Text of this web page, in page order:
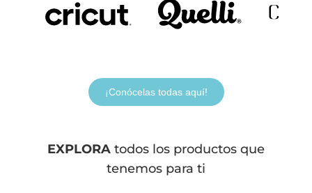
¡Conócelas todas aquí!
EXPLORA todos los productos que
tenemos para ti